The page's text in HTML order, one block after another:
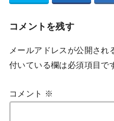
コメントを残す
メールアドレスが公開され
付いている欄は必須項目で
コメント ※